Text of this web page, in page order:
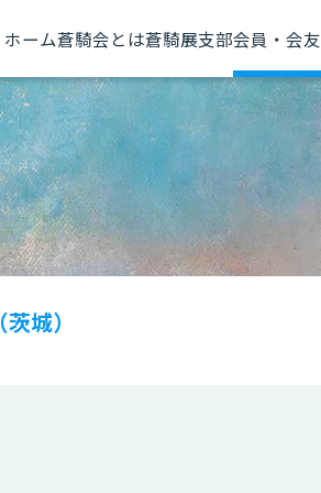
ホーム蒼騎会とは蒼騎展支部会員・会友
（茨城）